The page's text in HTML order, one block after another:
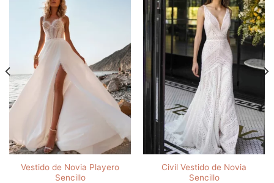
Vestido de Novia Playero
Sencillo
Civil Vestido de Novia
Sencillo